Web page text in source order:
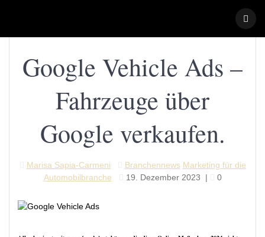
Google Vehicle Ads –
Fahrzeuge über
Google verkaufen.
Marisa Sapia-Carmeni Branchennews Marketing für die
Automobilbranche
19. Dezember 2023 | 0